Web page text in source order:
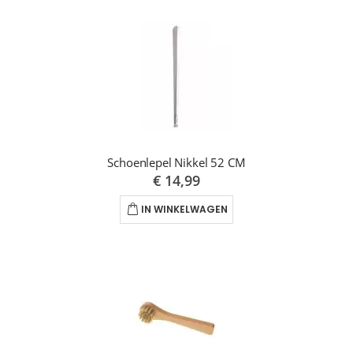
Schoenlepel Nikkel 52 CM
€ 14,99
IN WINKELWAGEN